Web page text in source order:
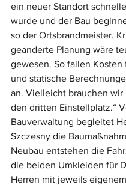
ein neuer Standort
wurde und der Bau
so der Ortsbrandmeister.
geänderte Planung wäre
gewesen. So fallen Kosten
und statische
an. Vielleicht brauchen wir
den dritten Einstellplatz.“
Bauverwaltung begleitet
Szczesny die
Neubau entstehen die
die beiden Umkleiden für
Herren mit jeweils